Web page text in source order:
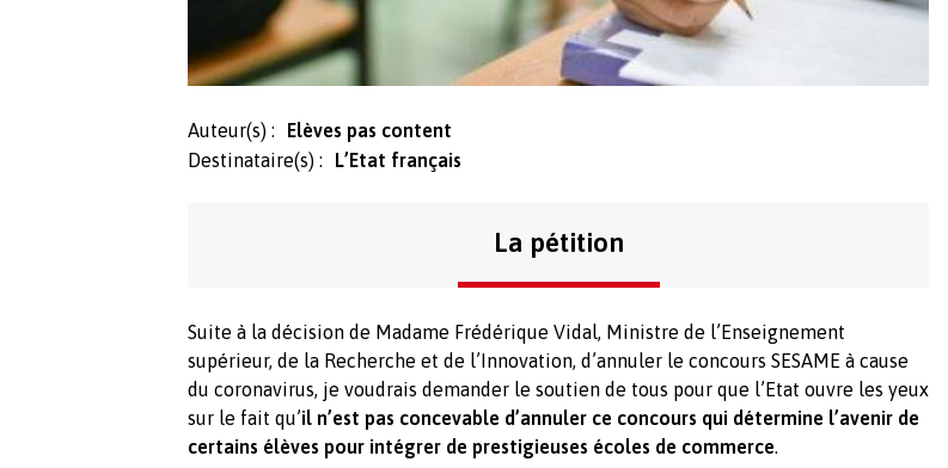
Auteur(s) :
Elèves pas content
Destinataire(s) :
L’Etat français
La pétition
Suite à la décision de Madame Frédérique Vidal, Ministre de l’Enseignement
supérieur, de la Recherche et de l’Innovation, d’annuler le concours SESAME à cause
du coronavirus, je voudrais demander le soutien de tous pour que l’Etat ouvre les yeux
sur le fait qu’il n’est pas concevable d’annuler ce concours qui détermine l’avenir de
certains élèves pour intégrer de prestigieuses écoles de commerce.